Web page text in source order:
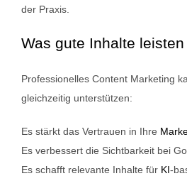
der Praxis.
Was gute Inhalte
Professionelles Content Marketing
gleichzeitig unterstützen:
Es stärkt das Vertrauen in Ihre
Es verbessert die Sichtbarkeit bei
Es schafft relevante Inhalte für KI-